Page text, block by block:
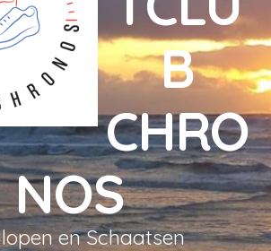
B
CHRO
NOS
en Schaatsen